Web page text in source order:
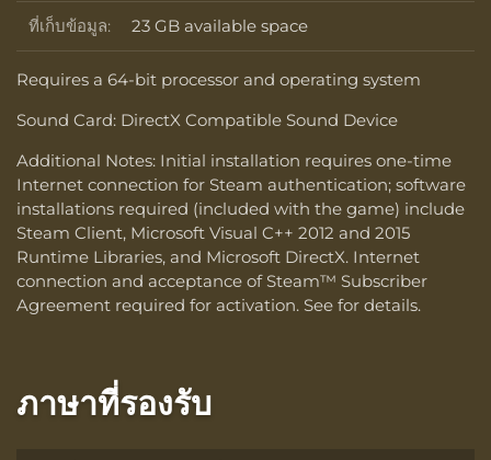
ที่เก็บข้อมูล: ที่เก็บข้อมูล:
23 GB available space
Requires a 64-bit processor and operating system
Sound Card: DirectX Compatible Sound Device
Additional Notes: Initial installation requires one-time
Internet connection for Steam authentication; software
installations required (included with the game) include
Steam Client, Microsoft Visual C++ 2012 and 2015
Runtime Libraries, and Microsoft DirectX. Internet
connection and acceptance of Steam™ Subscriber
Agreement required for activation. See for details.
ภาษาที่รองรับ